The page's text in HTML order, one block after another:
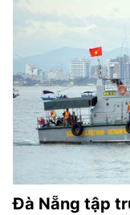
Đà Nẵng tập